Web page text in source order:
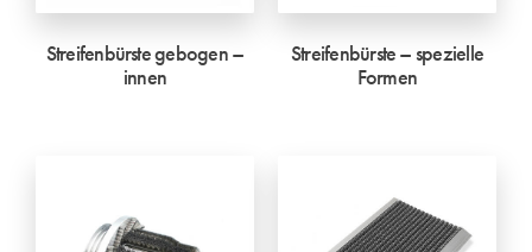
Streifenbürste gebogen –
innen
Streifenbürste – spezielle
Formen